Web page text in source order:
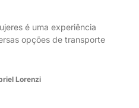
é uma experiência
opções de transporte
Lorenzi